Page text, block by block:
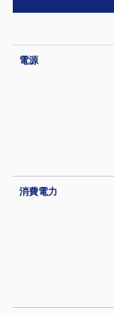
電源
消費電力